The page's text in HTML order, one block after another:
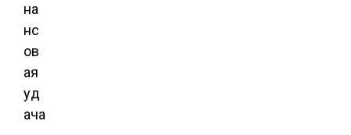
на
нс
ов
ая
уд
ача